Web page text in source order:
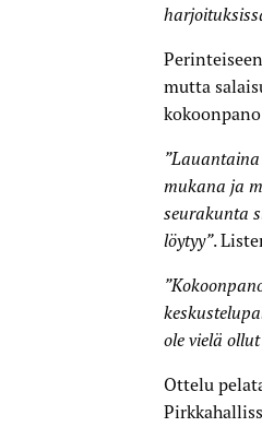
mutta
mukana ja
seurakunta
löytyy”.
ole vielä
Ottelu